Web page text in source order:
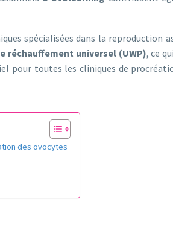
spécialisées dans la reproduction
réchauffement universel (UWP), ce
pour toutes les cliniques de
des ovocytes